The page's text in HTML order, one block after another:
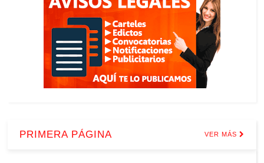
PRIMERA PÁGINA VER MÁS